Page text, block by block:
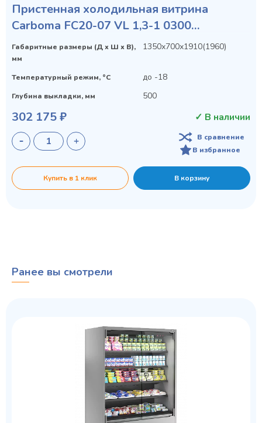
Пристенная холодильная витрина
Carboma FC20-07 VL 1,3-1 0300
STANDARD фронт X5L
Габаритные размеры (Д х Ш х В),
мм
1350х700х1910(1960)
Температурный режим, °C до -18
Глубина выкладки, мм 500
302 175 ₽ ✓ В наличии
В сравнение
В избранное
Купить в 1 клик В корзину
Ранее вы смотрели